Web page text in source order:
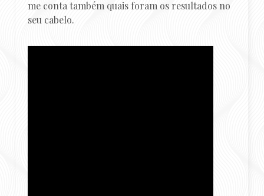
me conta também quais foram os resultados no
seu cabelo.